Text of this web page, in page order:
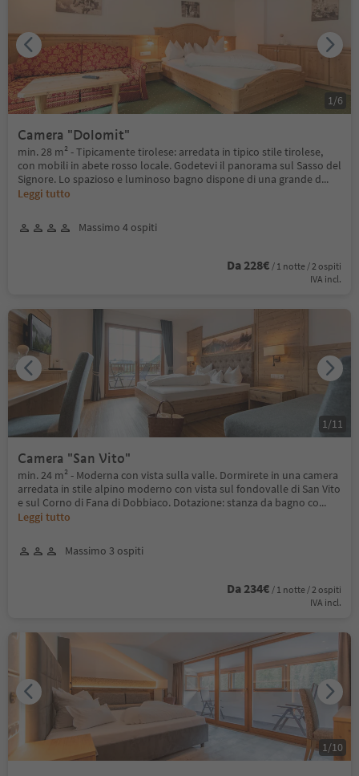
Camera "Dolomit"
min. 28 m² - Tipicamente tirolese: arredata in tipico stile tirolese,
con mobili in abete rosso locale. Godetevi il panorama sul Sasso del
Signore. Lo spazioso e luminoso bagno dispone di una grande d...
Leggi tutto
Massimo 4 ospiti
Da 228€ / 1 notte / 2 ospiti
IVA incl.
1/6
Camera "San Vito"
min. 24 m² - Moderna con vista sulla valle. Dormirete in una camera
arredata in stile alpino moderno con vista sul fondovalle di San Vito
e sul Corno di Fana di Dobbiaco. Dotazione: stanza da bagno co...
Leggi tutto
Massimo 3 ospiti
Da 234€ / 1 notte / 2 ospiti
IVA incl.
1/11
1/10